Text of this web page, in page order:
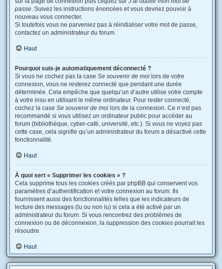
passe. Suivez les instructions énoncées et vous devriez pouvoir à
nouveau vous connecter.
Si toutefois vous ne parveniez pas à réinitialiser votre mot de passe,
contactez un administrateur du forum.
Haut
Pourquoi suis-je automatiquement déconnecté ?
Si vous ne cochez pas la case Se souvenir de moi lors de votre
connexion, vous ne resterez connecté que pendant une durée
déterminée. Cela empêche que quelqu’un d’autre utilise votre compte
à votre insu en utilisant le même ordinateur. Pour rester connecté,
cochez la case Se souvenir de moi lors de la connexion. Ce n’est pas
recommandé si vous utilisez un ordinateur public pour accéder au
forum (bibliothèque, cyber-café, université, etc.). Si vous ne voyez pas
cette case, cela signifie qu’un administrateur du forum a désactivé cette
fonctionnalité.
Haut
À quoi sert « Supprimer les cookies » ?
Cela supprime tous les cookies créés par phpBB qui conservent vos
paramètres d’authentification et votre connexion au forum. Ils
fournissent aussi des fonctionnalités telles que les indicateurs de
lecture des messages (lu ou non lu) si cela a été activé par un
administrateur du forum. Si vous rencontrez des problèmes de
connexion ou de déconnexion, la suppression des cookies pourrait les
résoudre.
Haut